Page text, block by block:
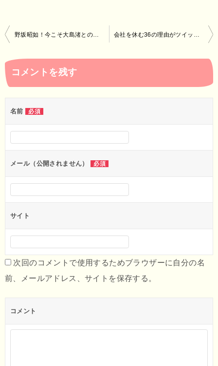
投
ナ
ビ
ー
ョ
コメントを残す
名前 必須
メール（公開されません） 必須
サイト
次回のコメントで使用するためブラウザーに自分の名
前、メールアドレス、サイトを保存する。
コメント